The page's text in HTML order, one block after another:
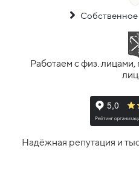
Работаем с физ.
Надёжная репутация и